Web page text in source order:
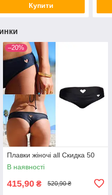
Купити
–20%
Плавки жіночі all Скидка 50
В наявності
415,90 ₴ 520,90 ₴